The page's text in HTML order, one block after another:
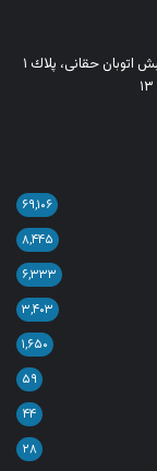
آدرس: تهران - خیابان میرداماد، خیابان مصدق جنوبی،نبش اتوبان حقانی، پلاك ١
۶۹,۱۰۶
۸,۴۴۵
۶,۳۳۳
۳,۴۰۳
۱,۶۵۰
۵۹
۴۴
۲۸